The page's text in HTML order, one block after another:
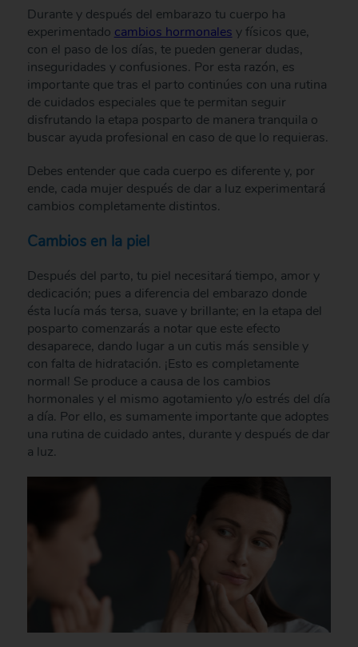
Durante y después del embarazo tu cuerpo ha
experimentado cambios hormonales y físicos que,
con el paso de los días, te pueden generar dudas,
inseguridades y confusiones. Por esta razón, es
importante que tras el parto continúes con una rutina
de cuidados especiales que te permitan seguir
disfrutando la etapa posparto de manera tranquila o
buscar ayuda profesional en caso de que lo requieras.
Debes entender que cada cuerpo es diferente y, por
ende, cada mujer después de dar a luz experimentará
cambios completamente distintos.
Cambios en la piel
Después del parto, tu piel necesitará tiempo, amor y
dedicación; pues a diferencia del embarazo donde
ésta lucía más tersa, suave y brillante; en la etapa del
posparto comenzarás a notar que este efecto
desaparece, dando lugar a un cutis más sensible y
con falta de hidratación. ¡Esto es completamente
normal! Se produce a causa de los cambios
hormonales y el mismo agotamiento y/o estrés del día
a día. Por ello, es sumamente importante que adoptes
una rutina de cuidado antes, durante y después de dar
a luz.